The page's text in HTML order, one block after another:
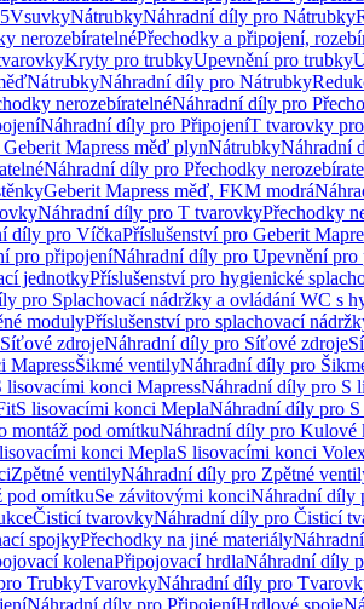
VsuvkyNátrubkyNáhradní díly pro Nátrubky
nerozebíratelnéPřechodky a připojení,
Kryty pro trubkyUpevnění pro trubky
NátrubkyNáhradní díly pro Nátrubky
nerozebíratelnéNáhradní díly pro
Náhradní díly pro PřipojeníT tvarovky
Mapress měď plynNátrubkyNáhradní
Náhradní díly pro Přechodky
Geberit Mapress měď, FKM modrá
Náhradní díly pro T tvarovkyPřechodky
díly pro VíčkaPříslušenství pro Geberit
pro připojeníNáhradní díly pro Upevnění pro
jednotkyPříslušenství pro hygienické
pro Splachovací nádržky a ovládání WC s
modulyPříslušenství pro splachovací
Síťové zdrojeNáhradní díly pro Síťové zdroje
MapressŠikmé ventilyNáhradní díly pro
lisovacími konci MapressNáhradní díly pro S
S lisovacími konci MeplaNáhradní díly pro
montáž pod omítkuNáhradní díly pro Kulové
konci MeplaS lisovacími konci
Zpětné ventilyNáhradní díly pro Zpětné
pod omítkuSe závitovými konciNáhradní díly
Čisticí tvarovkyNáhradní díly pro Čisticí
spojkyPřechodky na jiné materiály
kolenaPřipojovací hrdlaNáhradní díly
TrubkyTvarovkyNáhradní díly pro
Náhradní díly pro PřipojeníHrdlové spoje